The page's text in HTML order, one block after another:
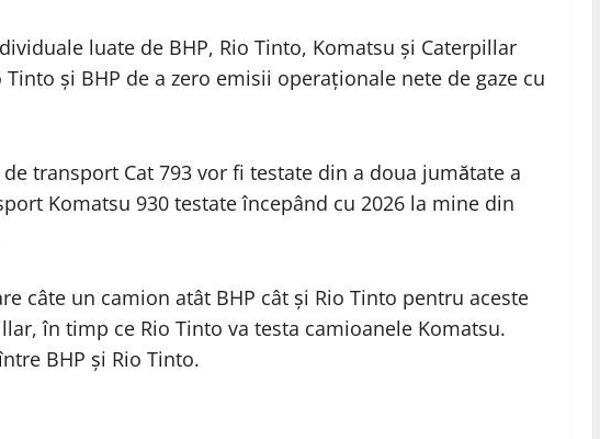
luate de BHP, Rio Tinto, Komatsu și Caterpillar
și BHP de a zero emisii operaționale nete de gaze cu
transport Cat 793 vor fi testate din a doua jumătate a
Komatsu 930 testate începând cu 2026 la mine din
câte un camion atât BHP cât și Rio Tinto pentru aceste
în timp ce Rio Tinto va testa camioanele Komatsu.
BHP și Rio Tinto.